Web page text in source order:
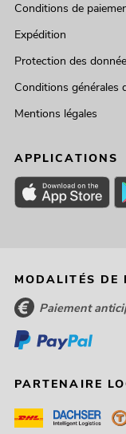
Conditions de
Expédition
Protection des
Conditions générales
Mentions légales
APPLICATIONS
MODALITÉS DE
Paiement
PARTENAIRE